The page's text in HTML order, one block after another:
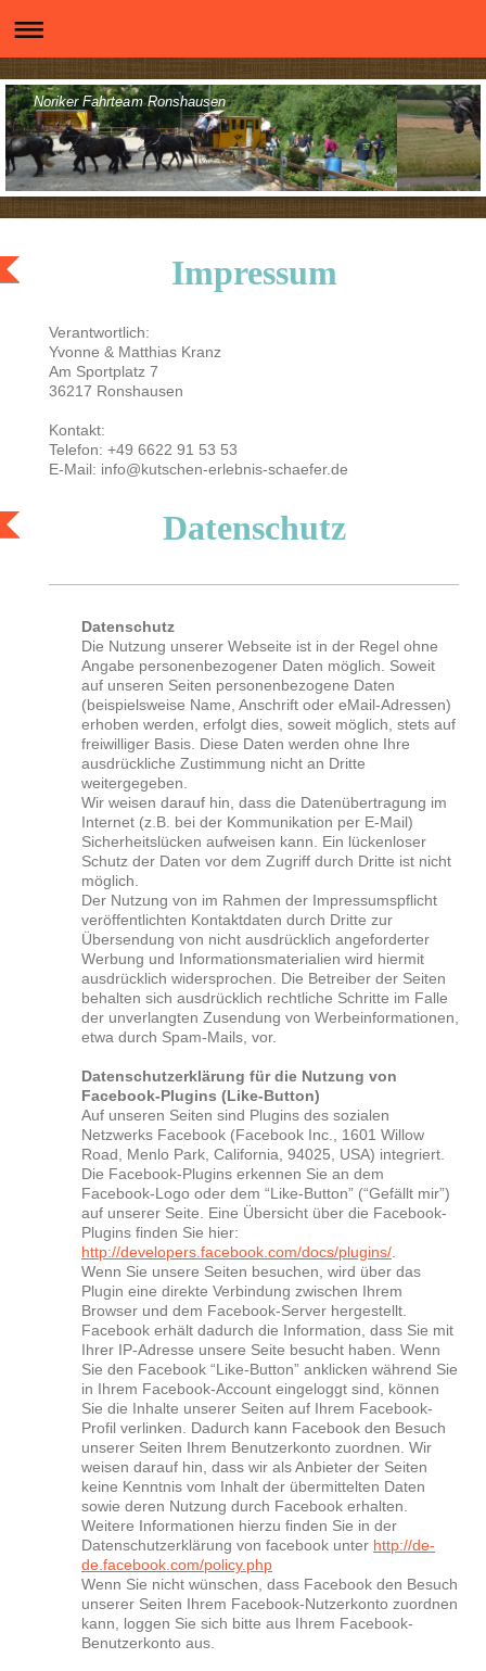
Noriker Fahrteam Ronshausen
Impressum
Verantwortlich:
Yvonne & Matthias Kranz
Am Sportplatz 7
36217 Ronshausen
Kontakt:
Telefon: +49 6622 91 53 53
E-Mail: info@kutschen-erlebnis-schaefer.de
Datenschutz
Datenschutz
Die Nutzung unserer Webseite ist in der Regel ohne
Angabe personenbezogener Daten möglich. Soweit
auf unseren Seiten personenbezogene Daten
(beispielsweise Name, Anschrift oder eMail-Adressen)
erhoben werden, erfolgt dies, soweit möglich, stets auf
freiwilliger Basis. Diese Daten werden ohne Ihre
ausdrückliche Zustimmung nicht an Dritte
weitergegeben.
Wir weisen darauf hin, dass die Datenübertragung im
Internet (z.B. bei der Kommunikation per E-Mail)
Sicherheitslücken aufweisen kann. Ein lückenloser
Schutz der Daten vor dem Zugriff durch Dritte ist nicht
möglich.
Der Nutzung von im Rahmen der Impressumspflicht
veröffentlichten Kontaktdaten durch Dritte zur
Übersendung von nicht ausdrücklich angeforderter
Werbung und Informationsmaterialien wird hiermit
ausdrücklich widersprochen. Die Betreiber der Seiten
behalten sich ausdrücklich rechtliche Schritte im Falle
der unverlangten Zusendung von Werbeinformationen,
etwa durch Spam-Mails, vor.
Datenschutzerklärung für die Nutzung von
Facebook-Plugins (Like-Button)
Auf unseren Seiten sind Plugins des sozialen
Netzwerks Facebook (Facebook Inc., 1601 Willow
Road, Menlo Park, California, 94025, USA) integriert.
Die Facebook-Plugins erkennen Sie an dem
Facebook-Logo oder dem “Like-Button” (“Gefällt mir”)
auf unserer Seite. Eine Übersicht über die Facebook-
Plugins finden Sie hier:
http://developers.facebook.com/docs/plugins/
Wenn Sie unsere Seiten besuchen, wird über das
Plugin eine direkte Verbindung zwischen Ihrem
Browser und dem Facebook-Server hergestellt.
Facebook erhält dadurch die Information, dass Sie mit
Ihrer IP-Adresse unsere Seite besucht haben. Wenn
Sie den Facebook “Like-Button” anklicken während Sie
in Ihrem Facebook-Account eingeloggt sind, können
Sie die Inhalte unserer Seiten auf Ihrem Facebook-
Profil verlinken. Dadurch kann Facebook den Besuch
unserer Seiten Ihrem Benutzerkonto zuordnen. Wir
weisen darauf hin, dass wir als Anbieter der Seiten
keine Kenntnis vom Inhalt der übermittelten Daten
sowie deren Nutzung durch Facebook erhalten.
Weitere Informationen hierzu finden Sie in der
Datenschutzerklärung von facebook unter http://de-
de.facebook.com/policy.php
Wenn Sie nicht wünschen, dass Facebook den Besuch
unserer Seiten Ihrem Facebook-Nutzerkonto zuordnen
kann, loggen Sie sich bitte aus Ihrem Facebook-
Benutzerkonto aus.